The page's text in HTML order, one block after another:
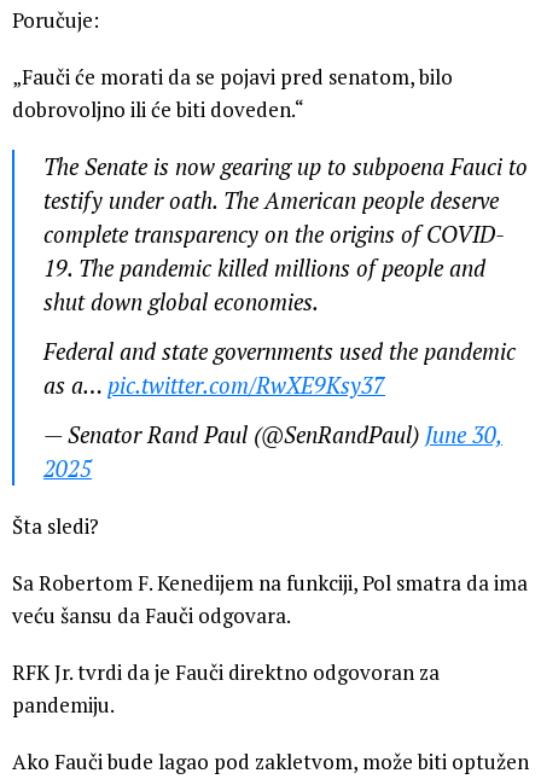
Poručuje:
„Fauči će morati da se pojavi pred senatom, bilo
dobrovoljno ili će biti doveden.“
The Senate is now gearing up to subpoena Fauci to
testify under oath. The American people deserve
complete transparency on the origins of COVID-
19. The pandemic killed millions of people and
shut down global economies.
Federal and state governments used the pandemic
as a… pic.twitter.com/RwXE9Ksy37
— Senator Rand Paul (@SenRandPaul) June 30,
2025
Šta sledi?
Sa Robertom F. Kenedijem na funkciji, Pol smatra da ima
veću šansu da Fauči odgovara.
RFK Jr. tvrdi da je Fauči direktno odgovoran za
pandemiju.
Ako Fauči bude lagao pod zakletvom, može biti optužen